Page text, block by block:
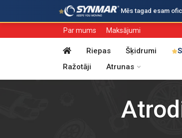
·Mēs tagad esam
Par mums Maksājumi
Riepas Šķidrumi
Ražotāji
Atrunas